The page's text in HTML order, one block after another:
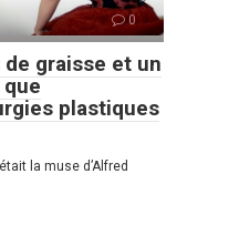
0
graisse et un
plastiques
était la muse d’Alfred